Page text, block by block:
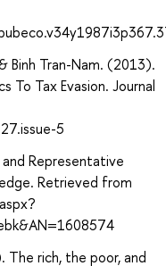
Binh Tran-Nam. (2013).
To Tax Evasion. Journal
5
Representative
Retrieved from
The rich, the poor, and